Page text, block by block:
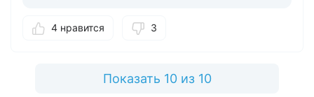
4 нравится 3
Показать 10 из 10